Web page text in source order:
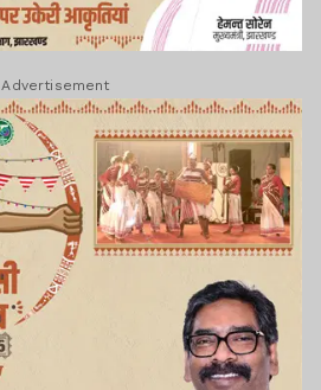
Advertisement